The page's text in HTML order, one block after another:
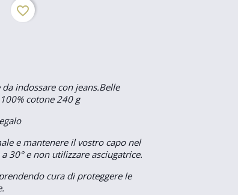
favorite_border
indossare con jeans.Belle
cotone 240 g
e mantenere il vostro capo nel
30° e non utilizzare asciugatrice.
cura di proteggere le